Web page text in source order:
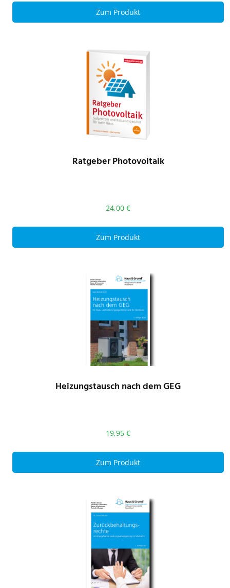
Zum Produkt
Ratgeber Photovoltaik
24,00 €
Zum Produkt
Heizungstausch nach dem GEG
19,95 €
Zum Produkt